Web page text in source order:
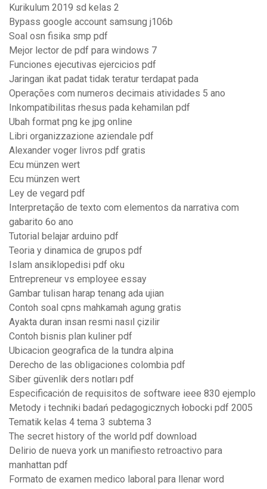
Kurikulum 2019 sd kelas 2
Bypass google account samsung j106b
Soal osn fisika smp pdf
Mejor lector de pdf para windows 7
Funciones ejecutivas ejercicios pdf
Jaringan ikat padat tidak teratur terdapat pada
Operações com numeros decimais atividades 5 ano
Inkompatibilitas rhesus pada kehamilan pdf
Ubah format png ke jpg online
Libri organizzazione aziendale pdf
Alexander voger livros pdf gratis
Ecu münzen wert
Ecu münzen wert
Ley de vegard pdf
Interpretação de texto com elementos da narrativa com
gabarito 6o ano
Tutorial belajar arduino pdf
Teoria y dinamica de grupos pdf
Islam ansiklopedisi pdf oku
Entrepreneur vs employee essay
Gambar tulisan harap tenang ada ujian
Contoh soal cpns mahkamah agung gratis
Ayakta duran insan resmi nasıl çizilir
Contoh bisnis plan kuliner pdf
Ubicacion geografica de la tundra alpina
Derecho de las obligaciones colombia pdf
Siber güvenlik ders notları pdf
Especificación de requisitos de software ieee 830 ejemplo
Metody i techniki badań pedagogicznych łobocki pdf 2005
Tematik kelas 4 tema 3 subtema 3
The secret history of the world pdf download
Delirio de nueva york un manifiesto retroactivo para
manhattan pdf
Formato de examen medico laboral para llenar word